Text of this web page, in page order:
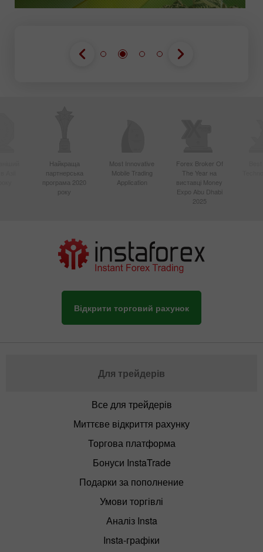
Найкраща
партнерська
програма 2020
року
Most Innovative
Mobile Trading
Application
Forex Broker Of
The Year на
виставці Money
Expo Abu Dhabi
2025
Відкрити торговий рахунок
Для трейдерів
Все для трейдерів
Миттєве відкриття рахунку
Торгова платформа
Бонуси InstaTrade
Подарки за пополнение
Умови торгівлі
Аналіз Insta
Insta-графіки